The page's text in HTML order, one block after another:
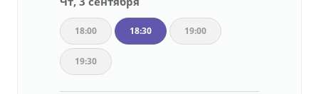
18:00 18:30 19:00
19:30